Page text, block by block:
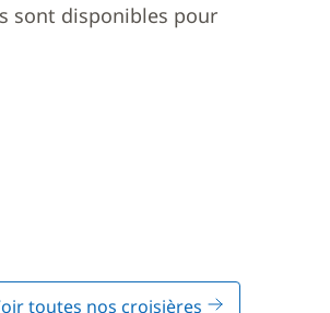
sont disponibles pour
toutes nos croisières